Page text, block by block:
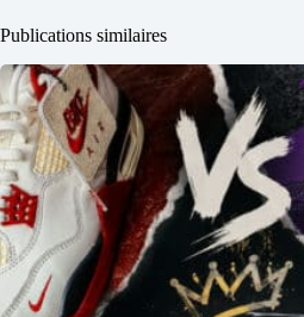
Publications similaires